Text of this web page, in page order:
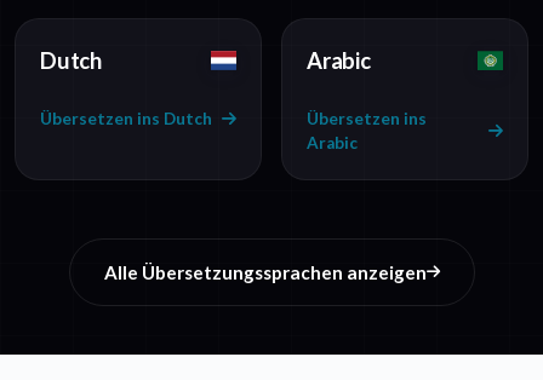
Dutch
Übersetzen ins Dutch
Arabic
Übersetzen ins
Arabic
Alle Übersetzungssprachen anzeigen